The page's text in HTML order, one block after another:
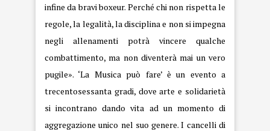
infine da bravi boxeur. Perché chi non rispetta le
regole, la legalità, la disciplina e non si impegna
negli allenamenti potrà vincere qualche
combattimento, ma non diventerà mai un vero
pugile». ‘La Musica può fare’ è un evento a
trecentosessanta gradi, dove arte e solidarietà
si incontrano dando vita ad un momento di
aggregazione unico nel suo genere. I cancelli di